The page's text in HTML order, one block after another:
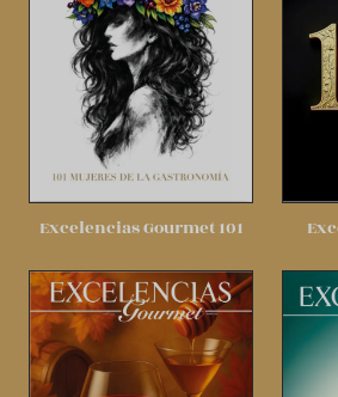
Excelencias Gourmet 101